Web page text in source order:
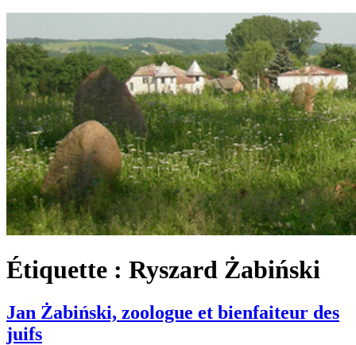
Étiquette : Ryszard Żabiński
Jan Żabiński, zoologue et bienfaiteur des
juifs